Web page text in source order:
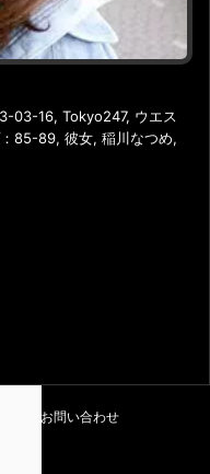
03-16, Tokyo247, ウエス
：85-89, 彼女, 稲川なつめ,
お問い合わせ